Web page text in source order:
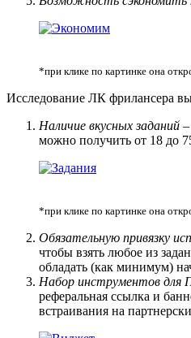
*при клике по картинке она
Исследование ЛК фрилансера
Наличие вкусных заданий
можно получить от 18 до
*при клике по картинке она
Обязательную привязку
чтобы взять любое из
обладать (как минимум)
Набор инструментов для
реферальная ссылка и
встраивания на